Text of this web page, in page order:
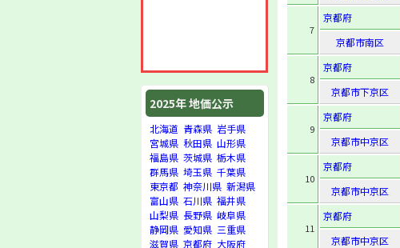
2025年 地価公示
北海道 青森県 岩手県
宮城県 秋田県 山形県
福島県 茨城県 栃木県
群馬県 埼玉県 千葉県
東京都 神奈川県 新潟県
富山県 石川県 福井県
山梨県 長野県 岐阜県
静岡県 愛知県 三重県
滋賀県 京都府 大阪府
7
京都府
京都市南区
8
京都府
京都市下京区
9
京都府
京都市中京区
10
京都府
京都市中京区
11
京都府
京都市中京区